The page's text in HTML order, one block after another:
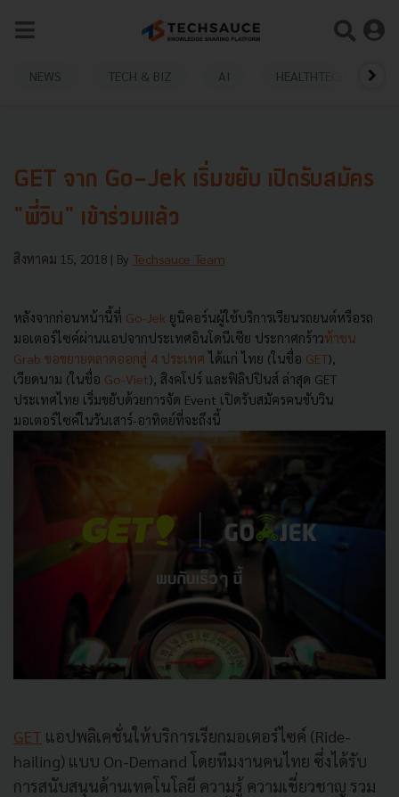
NEWS TECH & BIZ AI HEALTHTECH
GET จาก Go-Jek เริ่มขยับ เปิดรับสมัคร
"พี่วิน" เข้าร่วมแล้ว
สิงหาคม 15, 2018 | By Techsauce Team
หลังจากก่อนหน้านี้ที่ Go-Jek ยูนิคอร์นผู้ใช้บริการเรียนรถยนต์หรือรถ
มอเตอร์ไซค์ผ่านแอปจากประเทศอินโดนีเซีย ประกาศกร้าวท้าชน
Grab ขอขยายตลาดออกสู่ 4 ประเทศ ได้แก่ ไทย (ในชื่อ GET),
เวียดนาม (ในชื่อ Go-Viet), สิงคโปร์ และฟิลิปปินส์ ล่าสุด GET
ประเทศไทย เริ่มขยับด้วยการจัด Event เปิดรับสมัครคนขับวิน
มอเตอร์ไซค์ในวันเสาร์-อาทิตย์ที่จะถึงนี้
GET แอปพลิเคชั่นให้บริการเรียกมอเตอร์ไซค์ (Ride-
hailing) แบบ On-Demand โดยทีมงานคนไทย ซึ่งได้รับ
การสนับสนุนด้านเทคโนโลยี ความรู้ ความเชี่ยวชาญ รวม